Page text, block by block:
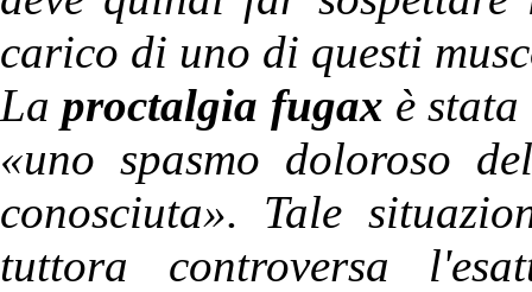
carico di uno di questi
Laproctalgia fugax è
«uno spasmo doloroso
conosciuta». Tale
tuttora controversa